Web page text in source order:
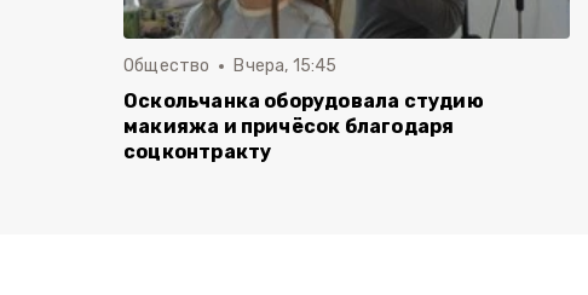
Общество Вчера, 15:45
Оскольчанка оборудовала студию
макияжа и причёсок благодаря
соцконтракту